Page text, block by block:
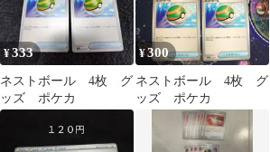
¥333
ネストボール 4枚 グ
ッズ ポケカ
¥300
ネストボール 4枚 グ
ッズ ポケカ